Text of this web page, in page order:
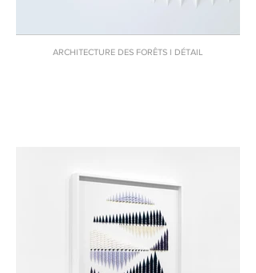
ARCHITECTURE DES FORÊTS I DÉTAIL